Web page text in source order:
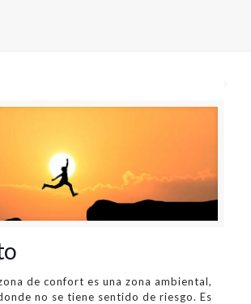
de confort es una zona ambiental,
no se tiene sentido de riesgo. Es